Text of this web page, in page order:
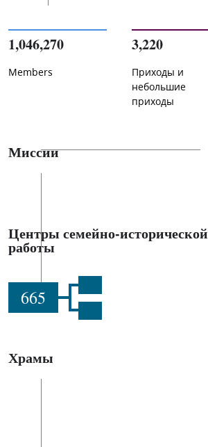
1,046,270
Members
3,220
Приходы и
небольшие
приходы
Миссии
Центры семейно-исторической
работы
665
Храмы